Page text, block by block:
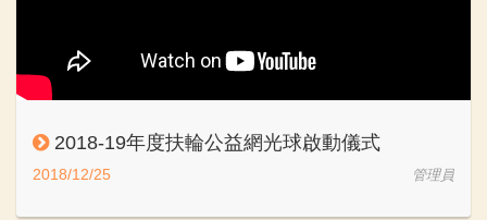
2018-19年度扶輪公益網光球啟動儀式
2018/12/25 管理員